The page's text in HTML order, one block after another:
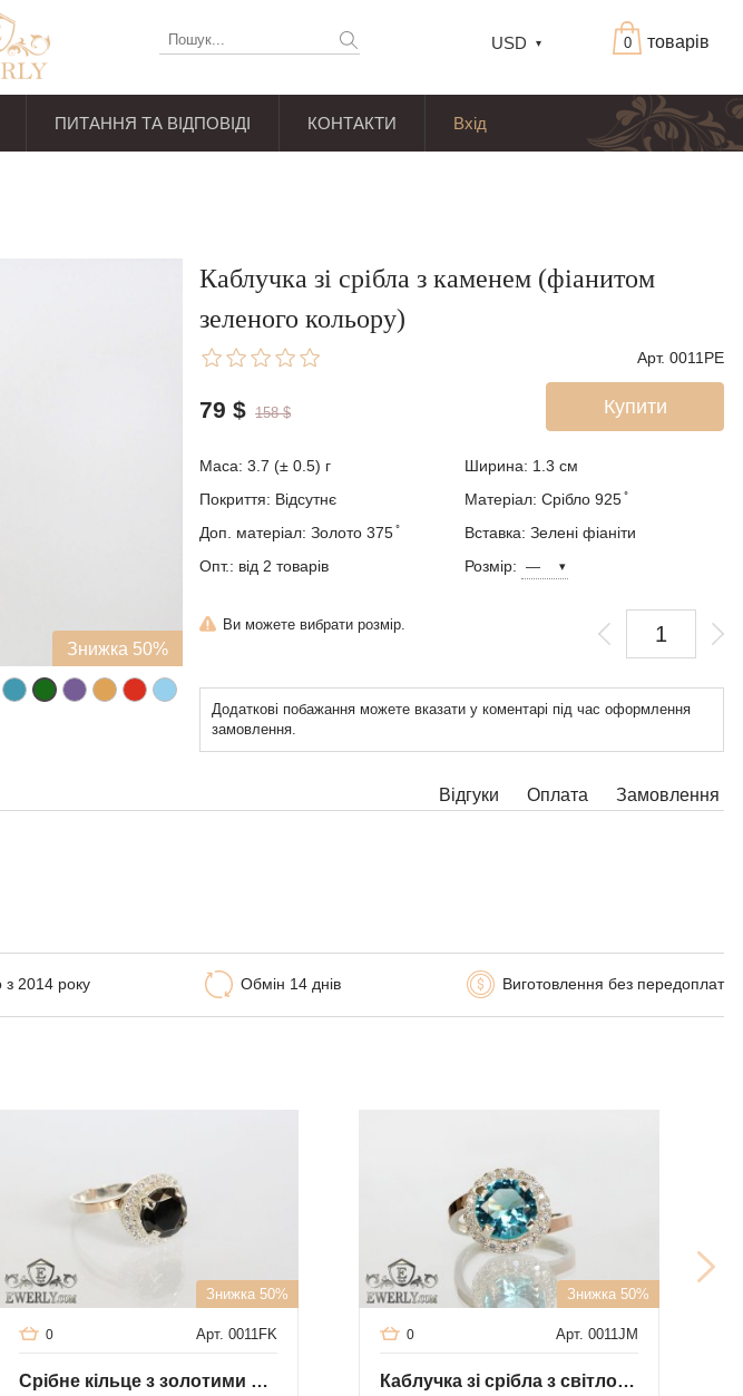
товарів
0
USD
ПИТАННЯ ТА ВІДПОВІДІ КОНТАКТИ Вхід
Знижка 50%
Каблучка зі срібла з каменем (фіанитом
зеленого кольору)
Арт. 0011PE
Купити
79 $ 158 $
Маса: 3.7 (± 0.5) г Ширина: 1.3 см
Покриття: Відсутнє
Матеріал: Срібло 925 ̊
Доп. матеріал: Золото 375 ̊
Вставка: Зелені фіаніти
Опт.: від 2 товарів
Розмір:
Ви можете вибрати розмір.
Додаткові побажання можете вказати у коментарі під час оформлення
замовлення.
Відгуки Замовлення
Оплата
Обмін 14 днів Виготовлення без передоплат
2014 року
Знижка 50%
Арт. 0011FK
0
Срібне кільце з золотими пластинами
Знижка 50%
Арт. 0011JM
0
Каблучка зі срібла з світло-блакитним каменем